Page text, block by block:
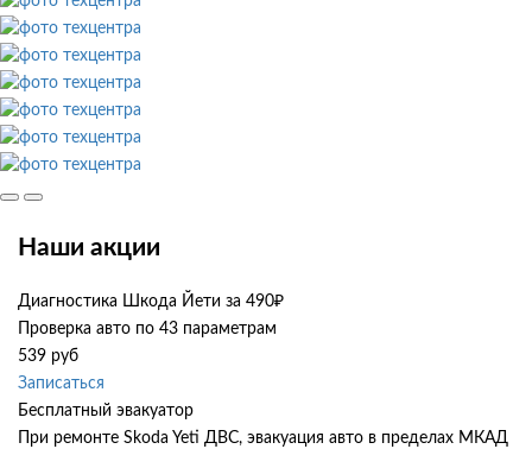
Наши акции
Диагностика Шкода Йети за 490₽
Проверка авто по 43 параметрам
539 руб
Записаться
Бесплатный эвакуатор
При ремонте Skoda Yeti ДВС, эвакуация авто в пределах МКАД